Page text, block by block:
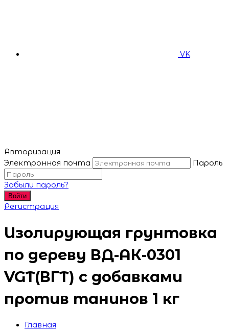
VK
Авторизация
Электронная почта
Пароль
Забыли пароль?
Войти
Регистрация
Изолирующая грунтовка
по дереву ВД-АК-0301
VGT(ВГТ) с добавками
против танинов 1 кг
Главная